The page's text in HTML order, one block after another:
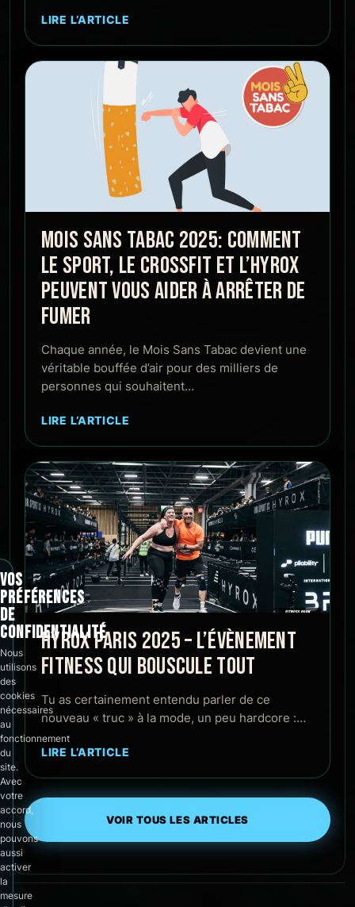
LIRE L’ARTICLE
MOIS SANS TABAC 2025: COMMENT
LE SPORT, LE CROSSFIT ET L’HYROX
PEUVENT VOUS AIDER À ARRÊTER DE
FUMER
Chaque année, le Mois Sans Tabac devient une
véritable bouffée d’air pour des milliers de
personnes qui souhaitent…
LIRE L’ARTICLE
HYROX PARIS 2025 – L’ÉVÈNEMENT
FITNESS QUI BOUSCULE TOUT
Tu as certainement entendu parler de ce
nouveau « truc » à la mode, un peu hardcore :…
LIRE L’ARTICLE
VOIR TOUS LES ARTICLES
VOS
PRÉFÉRENCES
DE
CONFIDENTIALITÉ
Nous
utilisons
des
cookies
nécessaires
au
fonctionnement
du
site.
Avec
votre
accord,
nous
pouvons
aussi
activer
la
mesure